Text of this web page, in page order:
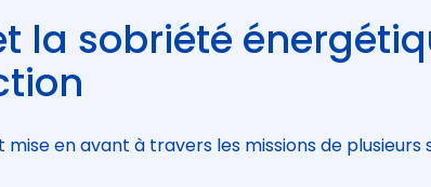
la sobriété
mise en avant à travers les missions de